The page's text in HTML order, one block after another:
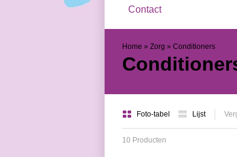
Contact
Home » Zorg » Conditioners
Foto-tabel Lijst
10 Producten